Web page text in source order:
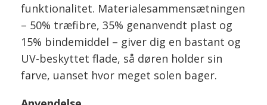
funktionalitet. Materialesammensætningen
– 50% træfibre, 35% genanvendt plast og
15% bindemiddel – giver dig en bastant og
UV-beskyttet flade, så døren holder sin
farve, uanset hvor meget solen bager.